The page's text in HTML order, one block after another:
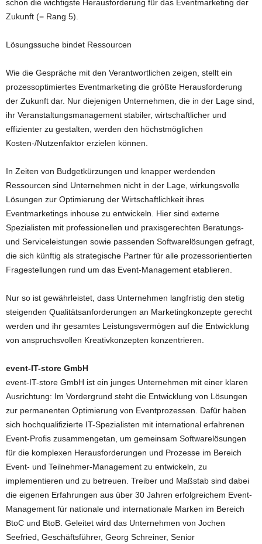
schon die wichtigste Herausforderung für das Eventmarketing der
Zukunft (= Rang 5).
Lösungssuche bindet Ressourcen
Wie die Gespräche mit den Verantwortlichen zeigen, stellt ein
prozessoptimiertes Eventmarketing die größte Herausforderung
der Zukunft dar. Nur diejenigen Unternehmen, die in der Lage sind,
ihr Veranstaltungsmanagement stabiler, wirtschaftlicher und
effizienter zu gestalten, werden den höchstmöglichen
Kosten-/Nutzenfaktor erzielen können.
In Zeiten von Budgetkürzungen und knapper werdenden
Ressourcen sind Unternehmen nicht in der Lage, wirkungsvolle
Lösungen zur Optimierung der Wirtschaftlichkeit ihres
Eventmarketings inhouse zu entwickeln. Hier sind externe
Spezialisten mit professionellen und praxisgerechten Beratungs-
und Serviceleistungen sowie passenden Softwarelösungen gefragt,
die sich künftig als strategische Partner für alle prozessorientierten
Fragestellungen rund um das Event-Management etablieren.
Nur so ist gewährleistet, dass Unternehmen langfristig den stetig
steigenden Qualitätsanforderungen an Marketingkonzepte gerecht
werden und ihr gesamtes Leistungsvermögen auf die Entwicklung
von anspruchsvollen Kreativkonzepten konzentrieren.
event-IT-store GmbH
event-IT-store GmbH ist ein junges Unternehmen mit einer klaren
Ausrichtung: Im Vordergrund steht die Entwicklung von Lösungen
zur permanenten Optimierung von Eventprozessen. Dafür haben
sich hochqualifizierte IT-Spezialisten mit international erfahrenen
Event-Profis zusammengetan, um gemeinsam Softwarelösungen
für die komplexen Herausforderungen und Prozesse im Bereich
Event- und Teilnehmer-Management zu entwickeln, zu
implementieren und zu betreuen. Treiber und Maßstab sind dabei
die eigenen Erfahrungen aus über 30 Jahren erfolgreichem Event-
Management für nationale und internationale Marken im Bereich
BtoC und BtoB. Geleitet wird das Unternehmen von Jochen
Seefried, Geschäftsführer, Georg Schreiner, Senior